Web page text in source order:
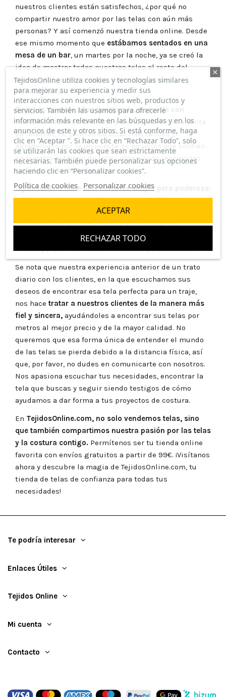
nuestros clientes están satisfechos, ¿por qué no
compartir nuestro amor por las telas con aún más
personas? Y así comenzó nuestra tienda online. Desde
ese mismo momento que estábamos sentados en una
mesa de un bar, un martes por la noche, ya se creó la
idea de mostrar todas nuestras telas al resto del
mundo. Así, en ese mismo momento nació
TejidosOnline.
Después de siete años invirtiendo, tratando con
nuestros clientes vía onliney dedicándonos a la venta
en internet, no podríamos estar más felices y
agradecidos por la respuesta de aquellos que confían
en nuestro catálogo de telas, obteniendo respuestas
satisfactorias de todas clases.
TejidosOnlinetiene una filosofía simple pero poderosa:
calidad, precios asequibles y una atención
personalizada de lo más natural.
enormemente el contacto directo con nuestros
clientes, por eso hemos habilitado un chat de
WhatsApp para atenderte de manera personalizada.
Se nota que nuestra experiencia anterior de un trato
diario con los clientes, en la que escuchamos sus
deseos de encontrar esa tela perfecta para un traje,
nos hace tratar a nuestros clientes de la manera más
fiel y sincera, ayudándoles a encontrar sus telas por
metros al mejor precio y de la mayor calidad. No
queremos que esa forma única de entender el mundo
de las telas se pierda debido a la distancia física, así
que, por favor, no dudes en comunicarte con nosotros.
Nos apasiona escuchar tus necesidades, encontrar la
tela que buscas y seguir siendo testigos de cómo
ayudamos a dar forma a tus proyectos de costura.
En TejidosOnline.com, no solo vendemos telas, sino
que también compartimos nuestra pasión por las telas
y la costura contigo. Permítenos ser tu tienda online
favorita con envíos gratuitos a partir de 99€. ¡Visítanos
ahora y descubre la magia deTejidosOnline.com, tu
tienda de telas de confianza para todas tus
necesidades!
Te podría interesar
Enlaces Útiles
Tejidos Online
Mi cuenta
Contacto
TejidosOnline utiliza cookies y tecnologías similares
para mejorar su experiencia y medir sus
interacciones con nuestros sitios web, productos y
servicios. También las usamos para ofrecerle
información más relevante en las búsquedas y en los
anuncios de este y otros sitios. Si está conforme, haga
clic en “Aceptar ”. Si hace clic en “Rechazar Todo”, solo
se utilizarán las cookies que sean estrictamente
necesarias. También puede personalizar sus opciones
haciendo clic en “Personalizar cookies”.
Política de cookies Personalizar cookies
RECHAZAR TODO
ACEPTAR